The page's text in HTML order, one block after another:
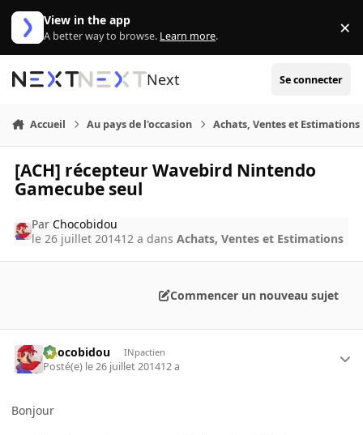
Aller au contenu
View in the app
A better way to browse. Learn more. ×
Next Se connecter
Accueil Au pays de l'occasion Achats, Ventes et Estimations
[ACH] récepteur Wavebird Nintendo
Gamecube seul
ParChocobidou
le 26 juillet 201412 a dansAchats, Ventes et Estimations
Commencer un nouveau sujet
Chocobidou INpactien
Posté(e) le 26 juillet 201412 a
Bonjour